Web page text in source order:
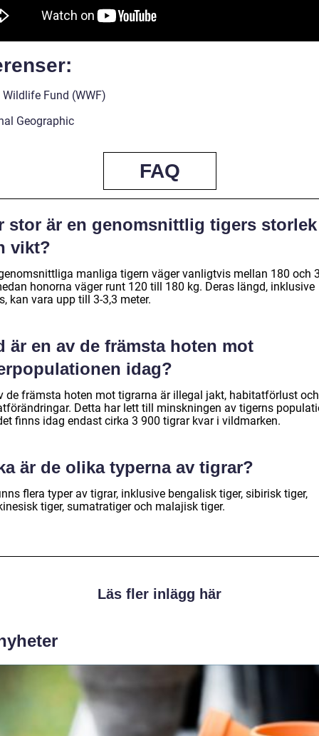
Fund (WWF)
Geographic
FAQ
stor är en genomsnittlig tigers storlek
vikt?
manliga tigern väger vanligtvis mellan 180 och
honorna väger runt 120 till 180 kg. Deras längd, inklusive
kan vara upp till 3-3,3 meter.
är en av de främsta hoten mot
idag?
de främsta hoten mot tigrarna är illegal jakt, habitatförlust och
Detta har lett till minskningen av tigerns
finns idag endast cirka 3 900 tigrar kvar i vildmarken.
är de olika typerna av tigrar?
flera typer av tigrar, inklusive bengalisk tiger, sibirisk tiger,
tiger, sumatratiger och malajisk tiger.
Läs fler inlägg här